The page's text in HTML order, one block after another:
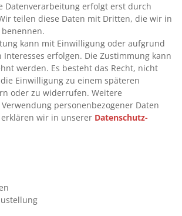
Datenverarbeitung erfolgt erst durch
teilen diese Daten mit Dritten, die wir in
kann mit Einwilligung oder aufgrund
erfolgen. Die Zustimmung kann
werden. Es besteht das Recht, nicht
Einwilligung zu einem späteren
oder zu widerrufen. Weitere
personenbezogener Daten
wir in unserer Daten­schutz­